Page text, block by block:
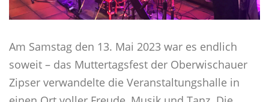
Am Samstag den 13. Mai 2023 war es endlich
soweit – das Muttertagsfest der Oberwischauer
Zipser verwandelte die Veranstaltungshalle in